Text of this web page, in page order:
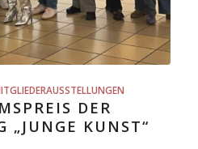
DER
„JUNGE KUNST“